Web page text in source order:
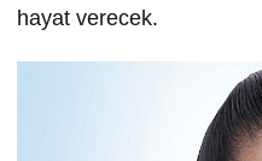
hayat verecek.